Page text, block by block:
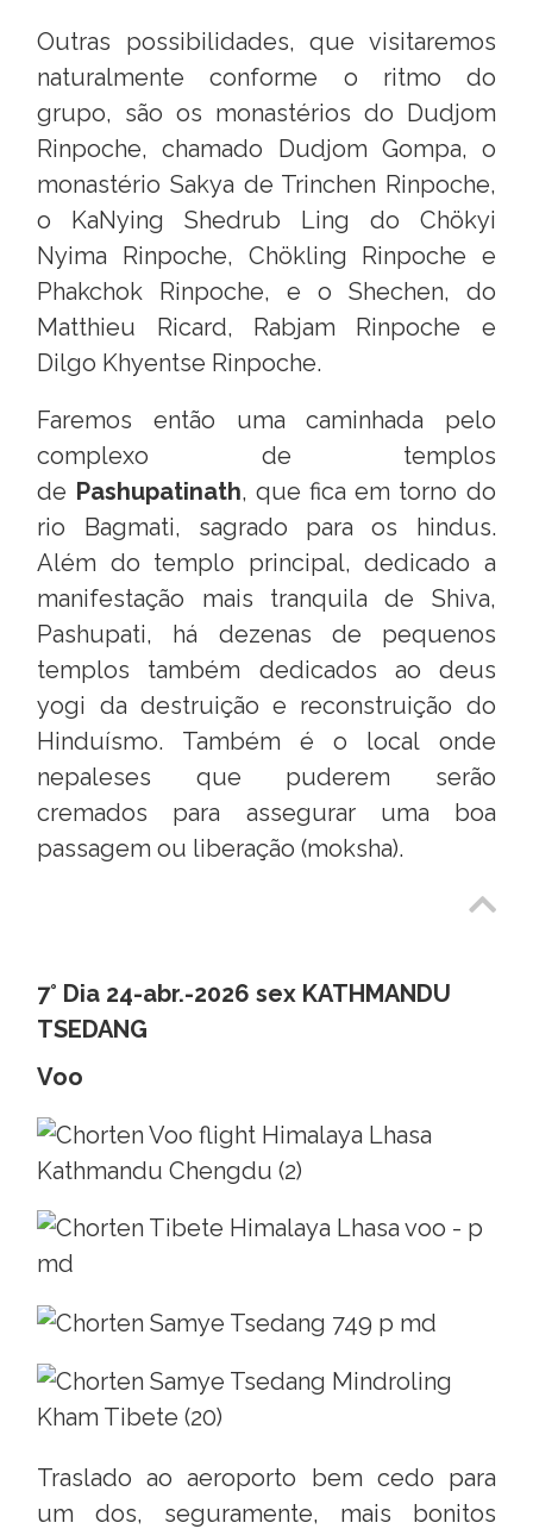
Outras possibilidades, que visitaremos
naturalmente conforme o ritmo do
grupo, são os monastérios do Dudjom
Rinpoche, chamado Dudjom Gompa, o
monastério Sakya de Trinchen Rinpoche,
o KaNying Shedrub Ling do Chökyi
Nyima Rinpoche, Chökling Rinpoche e
Phakchok Rinpoche, e o Shechen, do
Matthieu Ricard, Rabjam Rinpoche e
Dilgo Khyentse Rinpoche.
Faremos então uma caminhada pelo
complexo de templos
de Pashupatinath, que fica em torno do
rio Bagmati, sagrado para os hindus.
Além do templo principal, dedicado a
manifestação mais tranquila de Shiva,
Pashupati, há dezenas de pequenos
templos também dedicados ao deus
yogi da destruição e reconstruição do
Hinduísmo. Também é o local onde
nepaleses que puderem serão
cremados para assegurar uma boa
passagem ou liberação (moksha).
7° Dia 24-abr.-2026 sex KATHMANDU
TSEDANG
Voo
Traslado ao aeroporto bem cedo para
um dos, seguramente, mais bonitos